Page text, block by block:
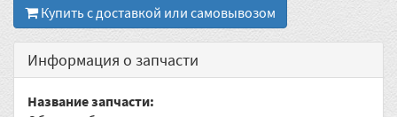
Купить с доставкой или самовывозом
Информация о запчасти
Название запчасти: